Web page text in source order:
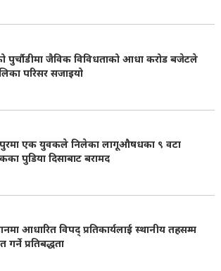
पुर्चौडीमा जैविक विविधताको आधा करोड बजेटले
परिसर सजाइयो
एक युवकले निलेका लागूऔषधका ९ वटा
पुडिया दिसाबाट बरामद
आधारित विपद् प्रतिकार्यलाई स्थानीय तहसम्म
गर्ने प्रतिबद्धता